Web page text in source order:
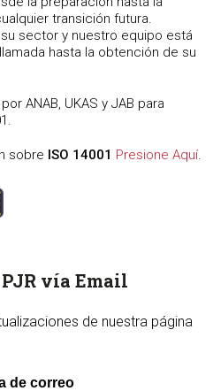
transición futura.
sector y nuestro equipo está
hasta la obtención de su
ANAB, UKAS y JAB para
sobre ISO 14001 Presione Aquí.
vía Email
de nuestra página
de correo